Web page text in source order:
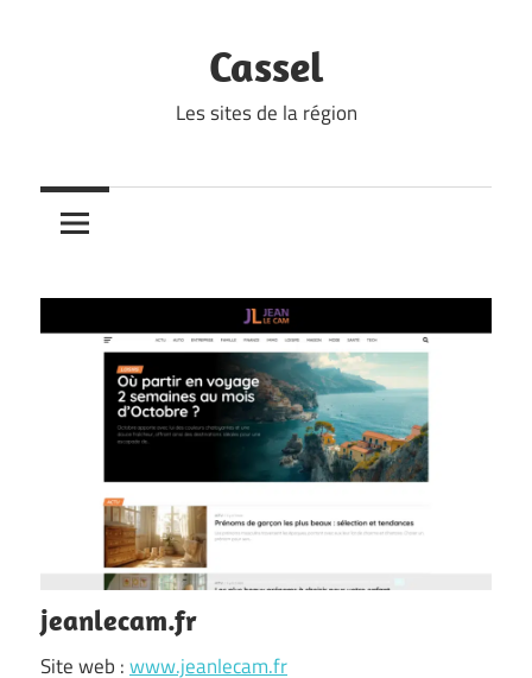
Cassel
Les sites de la région
jeanlecam.fr
Site web :www.jeanlecam.fr